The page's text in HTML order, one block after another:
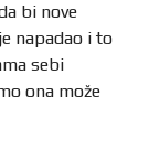
bi nove
napadao i to
sebi
ona može